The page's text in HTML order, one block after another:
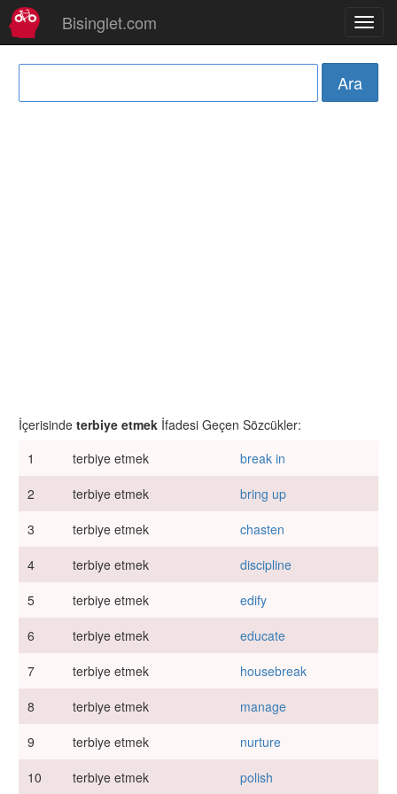
Bisinglet.com
İçerisinde terbiye etmek İfadesi Geçen Sözcükler:
1
terbiye etmek
break in
2
terbiye etmek
bring up
3
terbiye etmek
chasten
4
terbiye etmek
discipline
5
terbiye etmek
edify
6
terbiye etmek
educate
7
terbiye etmek
housebreak
8
terbiye etmek
manage
9
terbiye etmek
nurture
10
terbiye etmek polish